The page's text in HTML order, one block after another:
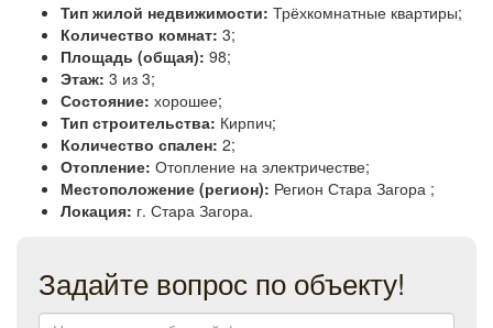
Тип жилой недвижимости: Трёхкомнатные квартиры;
Количество комнат: 3;
Площадь (общая): 98;
Этаж: 3 из 3;
Состояние: хорошее;
Тип строительства: Кирпич;
Количество спален: 2;
Отопление: Отопление на электричестве;
Местоположение (регион): Регион Стара Загора ;
Локация: г. Стара Загора.
Задайте вопрос по объекту!